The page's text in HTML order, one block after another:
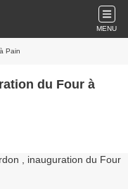
MENU
Pain
du Four à